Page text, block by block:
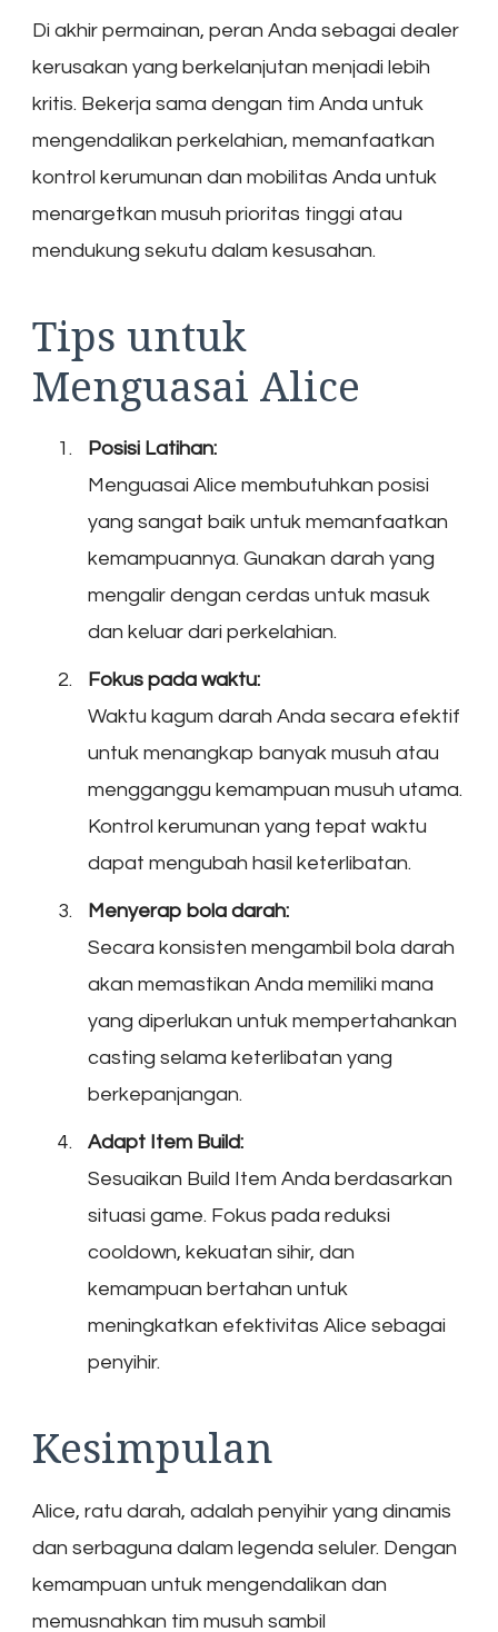
Di akhir permainan, peran Anda sebagai dealer
kerusakan yang berkelanjutan menjadi lebih
kritis. Bekerja sama dengan tim Anda untuk
mengendalikan perkelahian, memanfaatkan
kontrol kerumunan dan mobilitas Anda untuk
menargetkan musuh prioritas tinggi atau
mendukung sekutu dalam kesusahan.
Tips untuk
Menguasai Alice
Posisi Latihan:
Menguasai Alice membutuhkan posisi
yang sangat baik untuk memanfaatkan
kemampuannya. Gunakan darah yang
mengalir dengan cerdas untuk masuk
dan keluar dari perkelahian.
Fokus pada waktu:
Waktu kagum darah Anda secara efektif
untuk menangkap banyak musuh atau
mengganggu kemampuan musuh utama.
Kontrol kerumunan yang tepat waktu
dapat mengubah hasil keterlibatan.
Menyerap bola darah:
Secara konsisten mengambil bola darah
akan memastikan Anda memiliki mana
yang diperlukan untuk mempertahankan
casting selama keterlibatan yang
berkepanjangan.
Adapt Item Build:
Sesuaikan Build Item Anda berdasarkan
situasi game. Fokus pada reduksi
cooldown, kekuatan sihir, dan
kemampuan bertahan untuk
meningkatkan efektivitas Alice sebagai
penyihir.
Kesimpulan
Alice, ratu darah, adalah penyihir yang dinamis
dan serbaguna dalam legenda seluler. Dengan
kemampuan untuk mengendalikan dan
memusnahkan tim musuh sambil